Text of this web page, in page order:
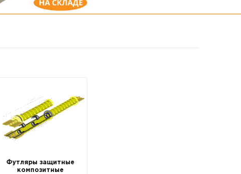
Футляры защитные
композитные